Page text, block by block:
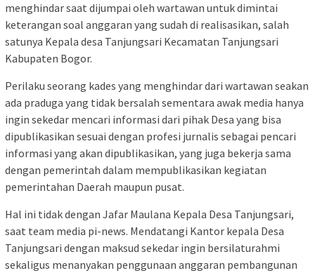
menghindar saat dijumpai oleh wartawan untuk dimintai
keterangan soal anggaran yang sudah di realisasikan, salah
satunya Kepala desa Tanjungsari Kecamatan Tanjungsari
Kabupaten Bogor.
Perilaku seorang kades yang menghindar dari wartawan seakan
ada praduga yang tidak bersalah sementara awak media hanya
ingin sekedar mencari informasi dari pihak Desa yang bisa
dipublikasikan sesuai dengan profesi jurnalis sebagai pencari
informasi yang akan dipublikasikan, yang juga bekerja sama
dengan pemerintah dalam mempublikasikan kegiatan
pemerintahan Daerah maupun pusat.
Hal ini tidak dengan Jafar Maulana Kepala Desa Tanjungsari,
saat team media pi-news. Mendatangi Kantor kepala Desa
Tanjungsari dengan maksud sekedar ingin bersilaturahmi
sekaligus menanyakan penggunaan anggaran pembangunan